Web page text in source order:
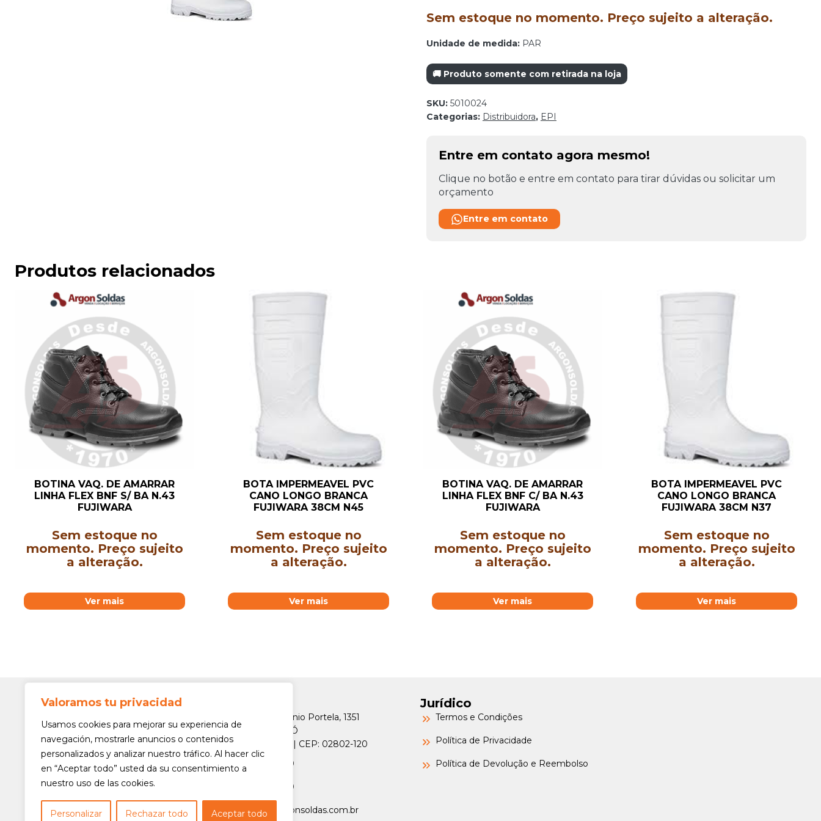
Valoramos tu privacidad
Usamos cookies para mejorar su experiencia de
navegación, mostrarle anuncios o contenidos
personalizados y analizar nuestro tráfico. Al hacer clic
en “Aceptar todo” usted da su consentimiento a
nuestro uso de las cookies.
Personalizar Rechazar todo Aceptar todo
Sem estoque no momento. Preço sujeito a alteração.
Unidade de medida:PAR
🚚 Produto somente com retirada na loja
SKU: 5010024
Categorias: Distribuidora, EPI
Entre em contato agora mesmo!
Clique no botão e entre em contato para tirar dúvidas ou solicitar um
orçamento
Entre em contato
Produtos relacionados
BOTINA VAQ. DE AMARRAR
LINHA FLEX BNF S/ BA N.43
FUJIWARA
Sem estoque no
momento. Preço sujeito
a alteração.
Ver mais
BOTA IMPERMEAVEL PVC
CANO LONGO BRANCA
FUJIWARA 38CM N45
Sem estoque no
momento. Preço sujeito
a alteração.
Ver mais
BOTINA VAQ. DE AMARRAR
LINHA FLEX BNF C/ BA N.43
FUJIWARA
Sem estoque no
momento. Preço sujeito
a alteração.
Ver mais
BOTA IMPERMEAVEL PVC
CANO LONGO BRANCA
FUJIWARA 38CM N37
Sem estoque no
momento. Preço sujeito
a alteração.
Ver mais
Siga-nos!
Av. Min. Petrônio Portela, 1351
Freguesia do Ó
São Paulo/SP | CEP: 02802-120
(11) 3975-6000
(11) 3975-6000
contato@argonsoldas.com.br
Jurídico
Termos e Condições
Política de Privacidade
Política de Devolução e Reembolso